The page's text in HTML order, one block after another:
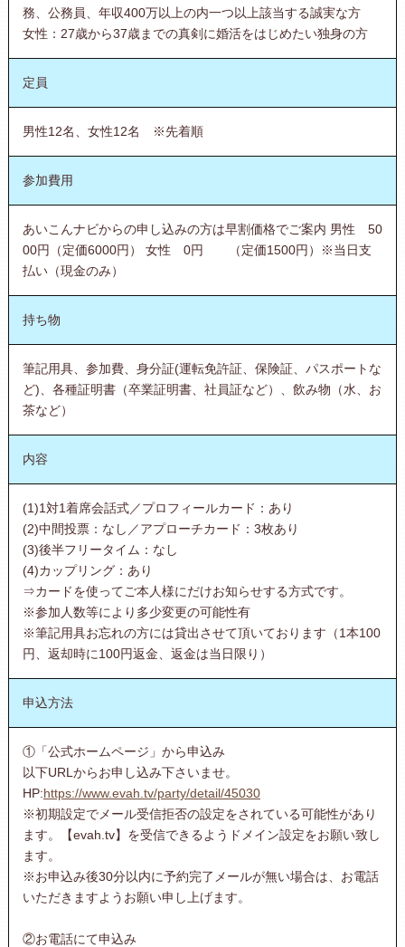
務、公務員、年収400万以上の内一つ以上該当する誠実な方
女性：27歳から37歳までの真剣に婚活をはじめたい独身の方
定員
男性12名、女性12名 ※先着順
参加費用
あいこんナビからの申し込みの方は早割価格でご案内 男性 50
00円（定価6000円） 女性 0円 （定価1500円）※当日支
払い（現金のみ）
持ち物
筆記用具、参加費、身分証(運転免許証、保険証、パスポートな
ど)、各種証明書（卒業証明書、社員証など）、飲み物（水、お
茶など）
内容
(1)1対1着席会話式／プロフィールカード：あり
(2)中間投票：なし／アプローチカード：3枚あり
(3)後半フリータイム：なし
(4)カップリング：あり
⇒カードを使ってご本人様にだけお知らせする方式です。
※参加人数等により多少変更の可能性有
※筆記用具お忘れの方には貸出させて頂いております（1本100
円、返却時に100円返金、返金は当日限り）
申込方法
①「公式ホームページ」から申込み
以下URLからお申し込み下さいませ。
HP:https://www.evah.tv/party/detail/45030
※初期設定でメール受信拒否の設定をされている可能性があり
ます。【evah.tv】を受信できるようドメイン設定をお願い致し
ます。
※お申込み後30分以内に予約完了メールが無い場合は、お電話
いただきますようお願い申し上げます。
②お電話にて申込み